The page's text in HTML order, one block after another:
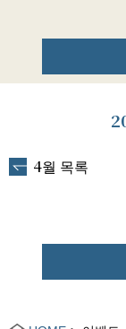
4월 목록